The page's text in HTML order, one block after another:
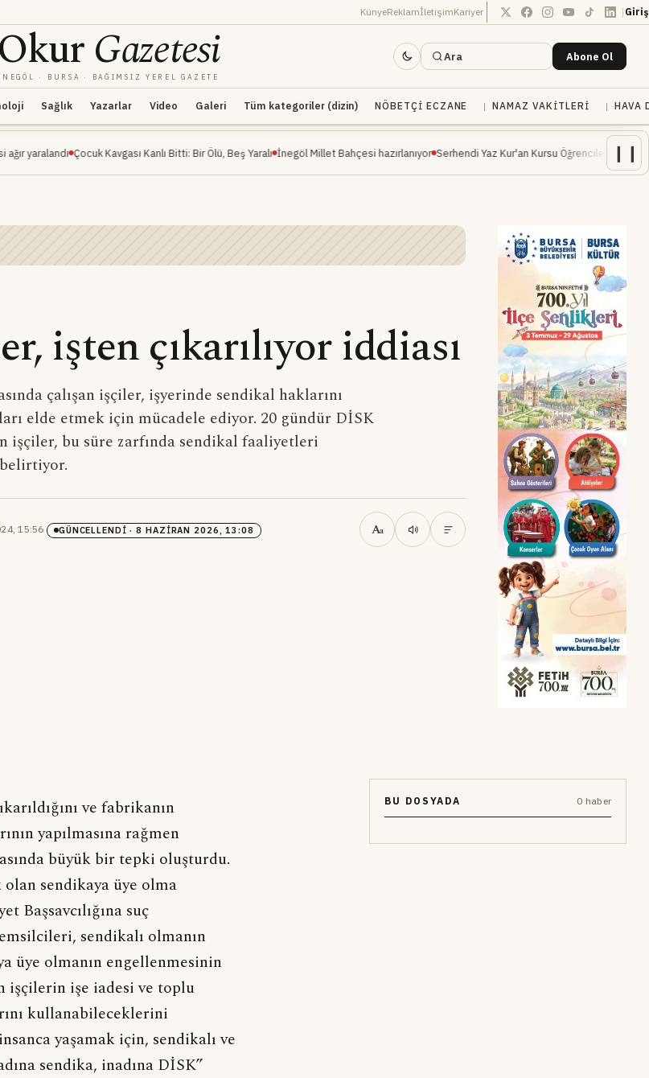
KünyeReklamİletişimKariyer | Giriş
OkurGazetesi
· BURSA · BAĞIMSIZ YEREL GAZETE
Ara Abone Ol
Sağlık Yazarlar Video Galeri Tüm kategoriler (dizin) NÖBETÇI ECZANE NAMAZ VAKITLERI HAVA
Çocuk Kavgası Kanlı Bitti: Bir Ölü, Beş Yaralı İnegöl Millet Bahçesi hazırlanıyor Serhendi Yaz Kur'an Kursu Öğrencileri Piknikte Eğlenceli
❙❙
işten çıkarılıyor iddiası
çalışan işçiler, işyerinde sendikal haklarını
elde etmek için mücadele ediyor. 20 gündür DİSK
işçiler, bu süre zarfında sendikal faaliyetleri
15:56· GÜNCELLENDI · 8 HAZIRAN 2026, 13:08 Aa
ve fabrikanın
yapılmasına rağmen
büyük bir tepki oluşturdu.
sendikaya üye olma
Başsavcılığına suç
sendikalı olmanın
üye olmanın engellenmesinin
işçilerin işe iadesi ve toplu
kullanabileceklerini
yaşamak için, sendikalı ve
sendika, inadına DİSK”
BU DOSYADA 0 haber